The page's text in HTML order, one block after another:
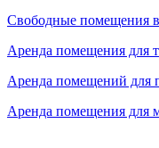
Свободные помещения
Аренда помещения для
Аренда помещений для
Аренда помещения для